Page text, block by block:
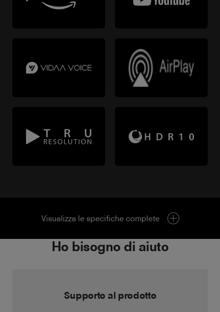
Visualizza le specifiche complete
Ho bisogno di aiuto
Supporto al prodotto